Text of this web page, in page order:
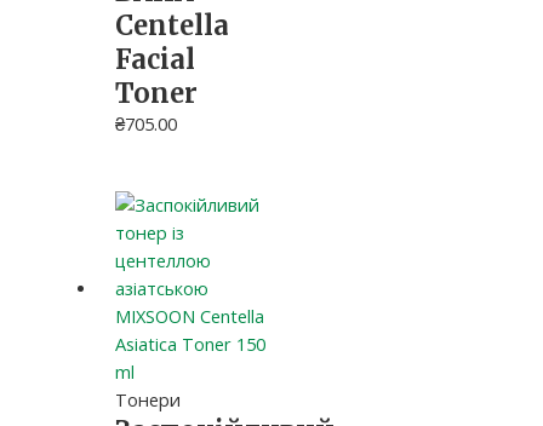
Centella
Facial
Toner
₴705.00
Тонери